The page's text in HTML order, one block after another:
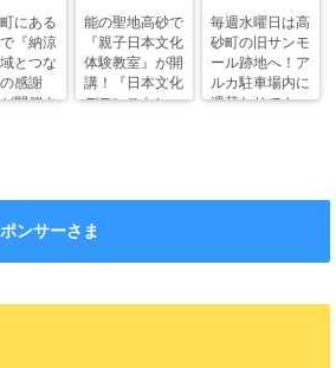
にある
『納涼
とつな
感謝
開催さ
能の聖地高砂で
『親子日本文化
体験教室』が開
講！『日本文化
デモンストレー
毎週水曜日は高
砂町の旧サンモ
ール跡地へ！ア
ルカ駐車場内に
週替わりでキッ
ンサーさま